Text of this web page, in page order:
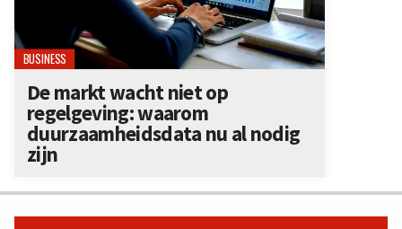
BUSINESS
De markt wacht niet op
regelgeving: waarom
duurzaamheidsdata nu al nodig
zijn